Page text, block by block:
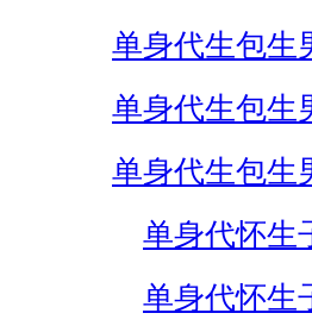
单身代生包生
单身代生包生
单身代生包生
单身代怀生
单身代怀生